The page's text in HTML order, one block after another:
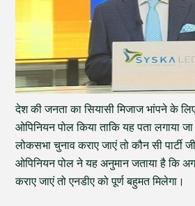
देश की जनता का सियासी मिजाज भांपने के लिए
ओपिनियन पोल किया ताकि यह पता लगाया
लोकसभा चुनाव कराए जाएं तो कौन सी पार्टी
ओपिनियन पोल ने यह अनुमान जताया है कि
कराए जाएं तो एनडीए को पूर्ण बहुमत मिलेगा।